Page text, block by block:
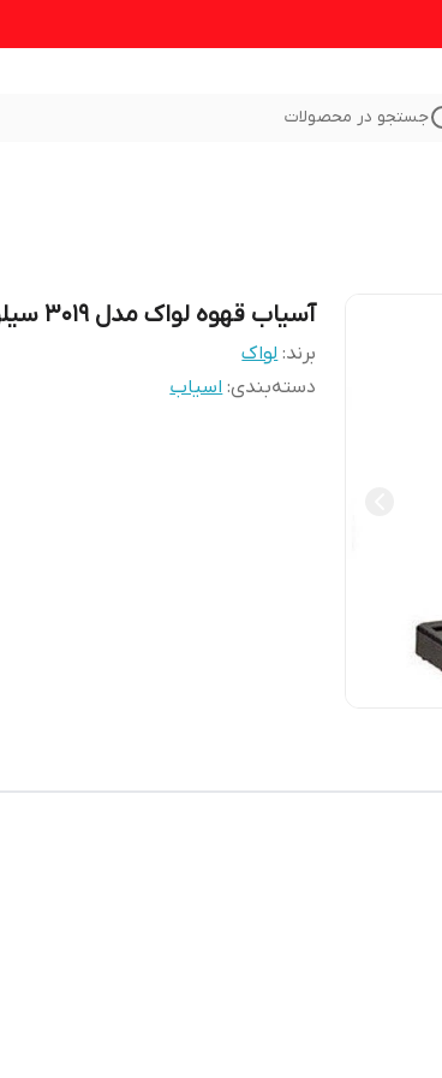
جستجو در محصولات
آسیاب قهوه لواک مدل 3019 سیلور
برند: لواک
دسته‌بندی:اسیاب